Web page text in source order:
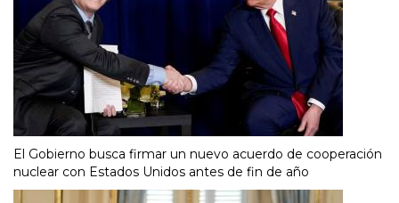
El Gobierno busca firmar un nuevo acuerdo de cooperación
nuclear con Estados Unidos antes de fin de año